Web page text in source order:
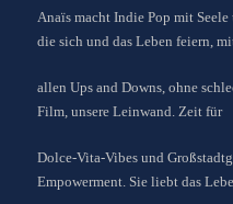
Anaïs macht Indie Pop mit
die sich und das Leben feiern,
allen Ups and Downs, ohne
Film, unsere Leinwand. Zeit für
Dolce-Vita-Vibes und
Empowerment. Sie liebt das